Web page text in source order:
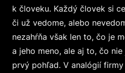
k človeku. Každý človek si
či už vedome, alebo
nezahŕňa však len to, čo je
a jeho meno, ale aj to, čo
prvý pohľad. V analógií